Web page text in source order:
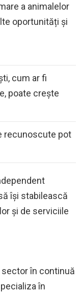
a animalelor
oportunități și
cum ar fi
poate crește
recunoscute pot
își stabilească
și de serviciile
în continuă
în